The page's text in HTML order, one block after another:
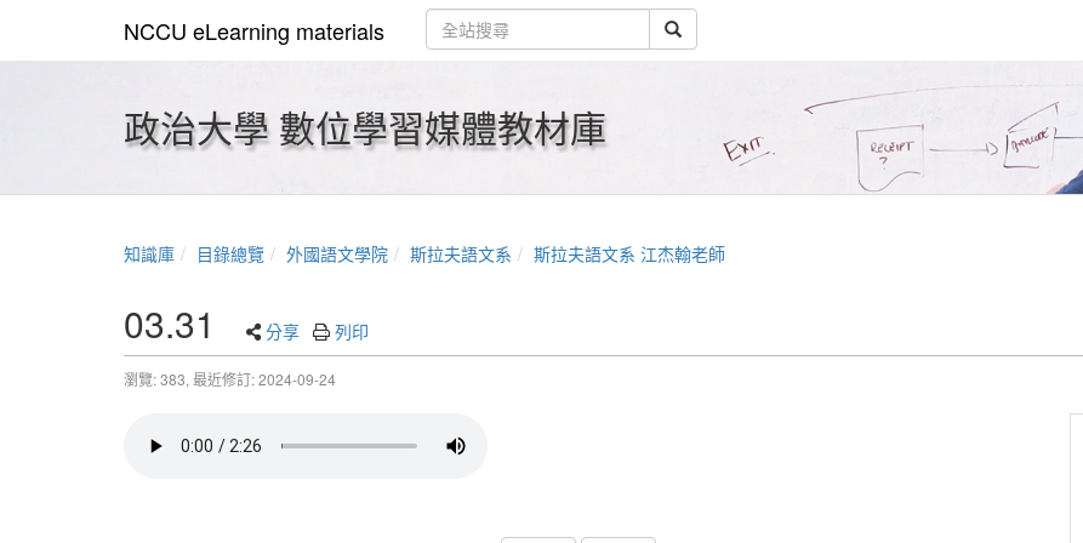
NCCU eLearning materials
政治大學 數位學習媒體教材庫
知識庫 目錄總覽 外國語文學院 斯拉夫語文系 斯拉夫語文系 江杰翰老師
03.31 分享 列印
瀏覽: 383, 最近修訂: 2024-09-24